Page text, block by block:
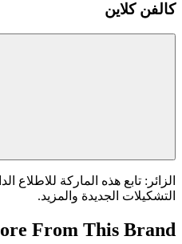
كالفن كلاين
الزائر: تابع هذه الماركة للاطلاع
التشكيلات الجديدة والمزيد.
From This Brand